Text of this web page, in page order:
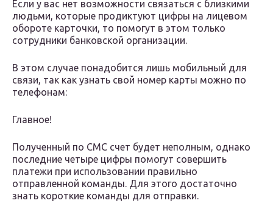
Если у вас нет возможности связаться с близкими
людьми, которые продиктуют цифры на лицевом
обороте карточки, то помогут в этом только
сотрудники банковской организации.
В этом случае понадобится лишь мобильный для
связи, так как узнать свой номер карты можно по
телефонам:
Главное!
Полученный по СМС счет будет неполным, однако
последние четыре цифры помогут совершить
платежи при использовании правильно
отправленной команды. Для этого достаточно
знать короткие команды для отправки.